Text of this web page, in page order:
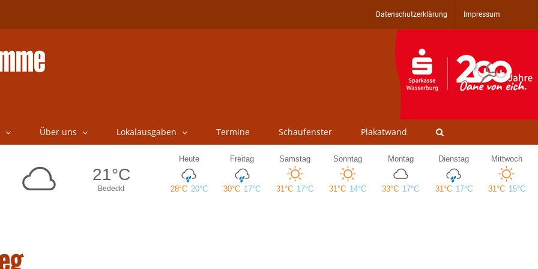
Datenschutzerklärung Impressum
Über uns Lokalausgaben Termine Schaufenster Plakatwand